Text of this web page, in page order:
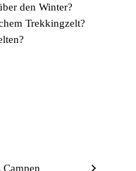
den Winter?
Trekkingzelt?
Campen